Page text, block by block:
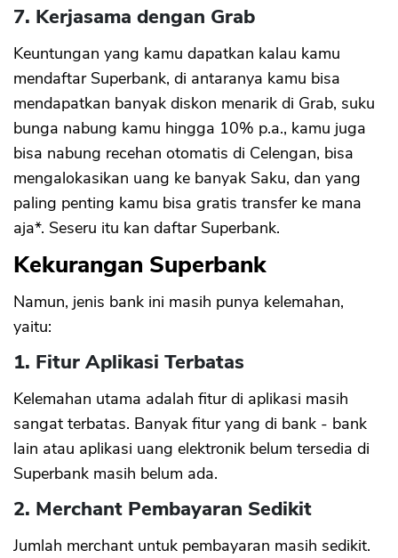
7. Kerjasama dengan Grab
Keuntungan yang kamu dapatkan kalau kamu
mendaftar Superbank, di antaranya kamu bisa
mendapatkan banyak diskon menarik di Grab, suku
bunga nabung kamu hingga 10% p.a., kamu juga
bisa nabung recehan otomatis di Celengan, bisa
mengalokasikan uang ke banyak Saku, dan yang
paling penting kamu bisa gratis transfer ke mana
aja*. Seseru itu kan daftar Superbank.
Kekurangan Superbank
Namun, jenis bank ini masih punya kelemahan,
yaitu:
1. Fitur Aplikasi Terbatas
Kelemahan utama adalah fitur di aplikasi masih
sangat terbatas. Banyak fitur yang di bank - bank
lain atau aplikasi uang elektronik belum tersedia di
Superbank masih belum ada.
2. Merchant Pembayaran Sedikit
Jumlah merchant untuk pembayaran masih sedikit.